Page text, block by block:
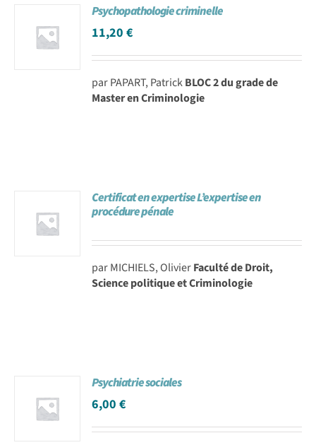
Psychopathologie criminelle
11,20€
par PAPART, PatrickBLOC 2 du grade de
Master en Criminologie
Certificat en expertise L’expertise en
procédure pénale
par MICHIELS, OlivierFaculté de Droit,
Science politique et Criminologie
Psychiatrie sociales
6,00€